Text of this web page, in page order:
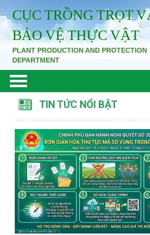
CỤC TRỒNG TRỌT
BẢO VỆ THỰC VẬT
PLANT PRODUCTION AND PROTECTION
DEPARTMENT
TIN TỨC NỔI BẬT